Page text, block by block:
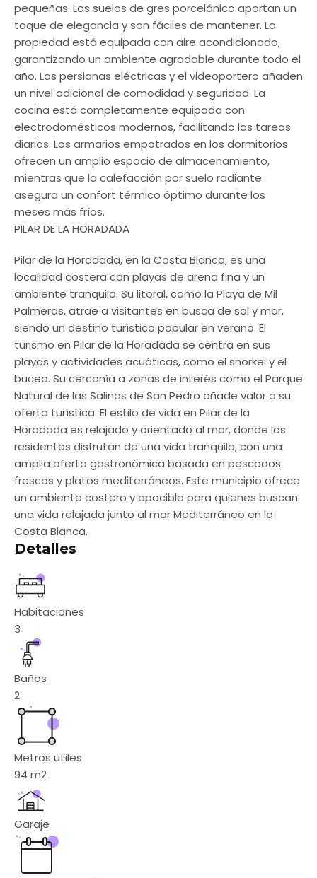
pequeñas. Los suelos de gres porcelánico aportan un
toque de elegancia y son fáciles de mantener. La
propiedad está equipada con aire acondicionado,
garantizando un ambiente agradable durante todo el
año. Las persianas eléctricas y el videoportero añaden
un nivel adicional de comodidad y seguridad. La
cocina está completamente equipada con
electrodomésticos modernos, facilitando las tareas
diarias. Los armarios empotrados en los dormitorios
ofrecen un amplio espacio de almacenamiento,
mientras que la calefacción por suelo radiante
asegura un confort térmico óptimo durante los
meses más fríos.
PILAR DE LA HORADADA
Pilar de la Horadada, en la Costa Blanca, es una
localidad costera con playas de arena fina y un
ambiente tranquilo. Su litoral, como la Playa de Mil
Palmeras, atrae a visitantes en busca de sol y mar,
siendo un destino turístico popular en verano. El
turismo en Pilar de la Horadada se centra en sus
playas y actividades acuáticas, como el snorkel y el
buceo. Su cercanía a zonas de interés como el Parque
Natural de las Salinas de San Pedro añade valor a su
oferta turística. El estilo de vida en Pilar de la
Horadada es relajado y orientado al mar, donde los
residentes disfrutan de una vida tranquila, con una
amplia oferta gastronómica basada en pescados
frescos y platos mediterráneos. Este municipio ofrece
un ambiente costero y apacible para quienes buscan
una vida relajada junto al mar Mediterráneo en la
Costa Blanca.
Detalles
Habitaciones
3
Baños
2
Metros utiles
94 m2
Garaje